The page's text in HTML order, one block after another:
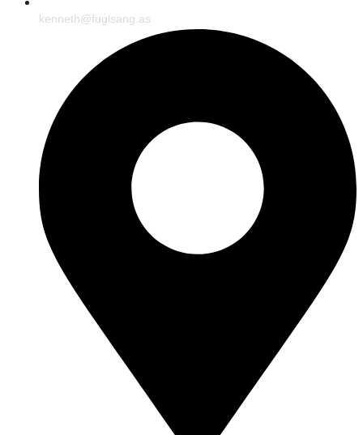
kenneth@fuglsang.as